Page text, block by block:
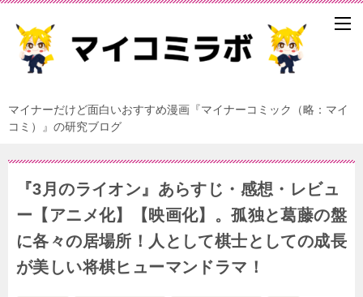
マイナーだけど面白いおすすめ漫画『マイナーコミック（略：マイ
コミ）』の研究ブログ
『3月のライオン』あらすじ・感想・レビュ
ー【アニメ化】【映画化】。孤独と葛藤の盤
に各々の居場所！人として棋士としての成長
が美しい将棋ヒューマンドラマ！